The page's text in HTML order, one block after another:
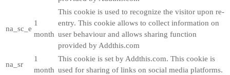
na_sc_e
1
month
This cookie is used to recognize the visitor upon re-
entry. This cookie allows to collect information on
user behaviour and allows sharing function
provided by Addthis.com
na_sr
1
month
This cookie is set by Addthis.com. This cookie is
used for sharing of links on social media platforms.